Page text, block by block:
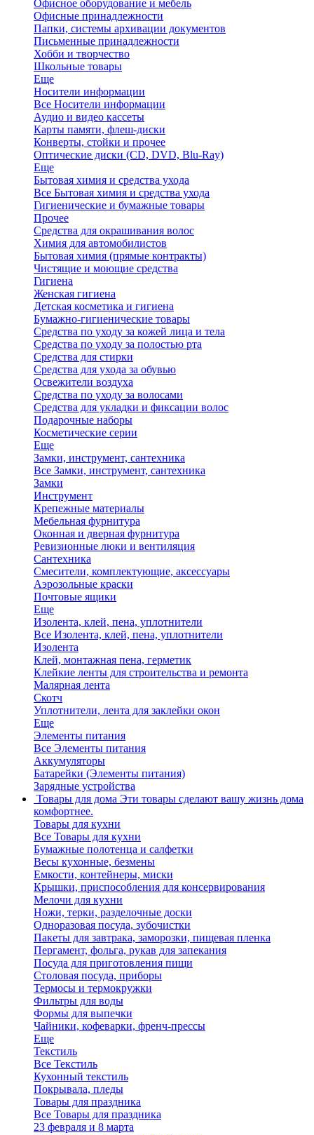
Офисное оборудование и мебель
Офисные принадлежности
Папки, системы архивации документов
Письменные принадлежности
Хобби и творчество
Школьные товары
Еще
Носители информации
Все Носители информации
Аудио и видео кассеты
Карты памяти, флеш-диски
Конверты, стойки и прочее
Оптические диски (CD, DVD, Blu-Ray)
Еще
Бытовая химия и средства ухода
Все Бытовая химия и средства ухода
Гигиенические и бумажные товары
Прочее
Средства для окрашивания волос
Химия для автомобилистов
Бытовая химия (прямые контракты)
Чистящие и моющие средства
Гигиена
Женская гигиена
Детская косметика и гигиена
Бумажно-гигиенические товары
Средства по уходу за кожей лица и тела
Средства по уходу за полостью рта
Средства для стирки
Средства для ухода за обувью
Освежители воздуха
Средства по уходу за волосами
Средства для укладки и фиксации волос
Подарочные наборы
Косметические серии
Еще
Замки, инструмент, сантехника
Все Замки, инструмент, сантехника
Замки
Инструмент
Крепежные материалы
Мебельная фурнитура
Оконная и дверная фурнитура
Ревизионные люки и вентиляция
Сантехника
Смесители, комплектующие, аксессуары
Аэрозольные краски
Почтовые ящики
Еще
Изолента, клей, пена, уплотнители
Все Изолента, клей, пена, уплотнители
Изолента
Клей, монтажная пена, герметик
Клейкие ленты для строительства и ремонта
Малярная лента
Скотч
Уплотнители, лента для заклейки окон
Еще
Элементы питания
Все Элементы питания
Аккумуляторы
Батарейки (Элементы питания)
Зарядные устройства
Товары для дома Эти товары сделают вашу жизнь дома
комфортнее.
Товары для кухни
Все Товары для кухни
Бумажные полотенца и салфетки
Весы кухонные, безмены
Емкости, контейнеры, миски
Крышки, приспособления для консервирования
Мелочи для кухни
Ножи, терки, разделочные доски
Одноразовая посуда, зубочистки
Пакеты для завтрака, заморозки, пищевая пленка
Пергамент, фольга, рукав для запекания
Посуда для приготовления пищи
Столовая посуда, приборы
Термосы и термокружки
Фильтры для воды
Формы для выпечки
Чайники, кофеварки, френч-прессы
Еще
Текстиль
Все Текстиль
Кухонный текстиль
Покрывала, пледы
Товары для праздника
Все Товары для праздника
23 февраля и 8 марта